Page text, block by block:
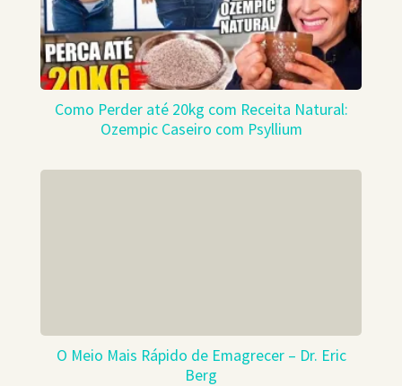
Como Perder até 20kg com Receita Natural:
Ozempic Caseiro com Psyllium
O Meio Mais Rápido de Emagrecer – Dr. Eric
Berg